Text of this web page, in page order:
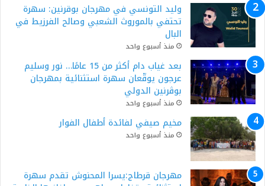
وليد التونسي في مهرجان بوقرنين: سهرة
تحتفي بالموروث الشعبي وصالح الفرزيط في
البال
منذ أسبوع واحد
بعد غياب دام أكثر من 15 عامًا… نور وسليم
عرجون يوقّعان سهرة استثنائية بمهرجان
بوڨرنين الدولي
منذ أسبوع واحد
مخيم صيفي لفائدة أطفال الفوار
منذ أسبوع واحد
مهرجان قرطاج:يسرا المحنوش تقدم سهرة